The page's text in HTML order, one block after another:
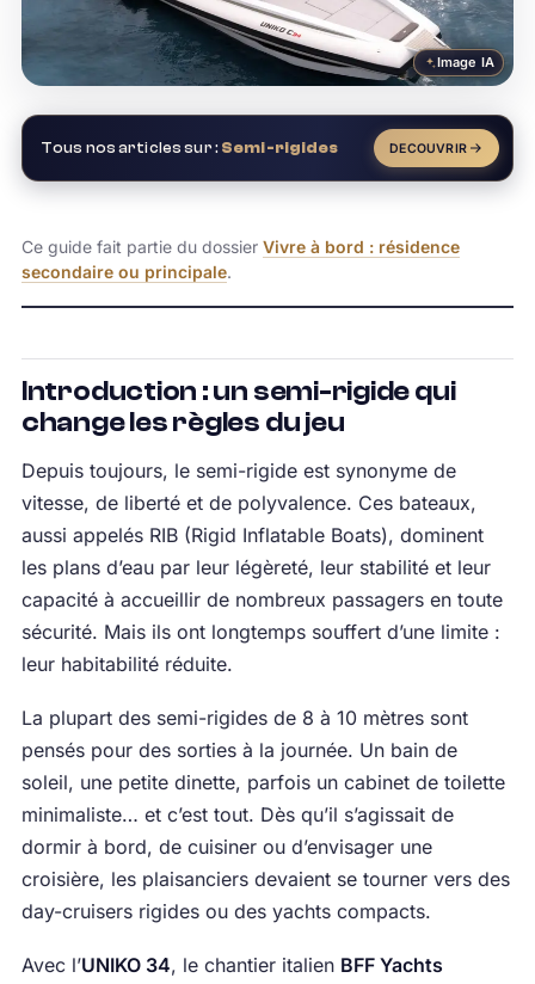
Image IA
Tous nos articles sur : Semi-rigides DECOUVRIR
Ce guide fait partie du dossier Vivre à bord : résidence
secondaire ou principale.
Introduction : un semi-rigide qui
change les règles du jeu
Depuis toujours, le semi-rigide est synonyme de
vitesse, de liberté et de polyvalence. Ces bateaux,
aussi appelés RIB (Rigid Inflatable Boats), dominent
les plans d’eau par leur légèreté, leur stabilité et leur
capacité à accueillir de nombreux passagers en toute
sécurité. Mais ils ont longtemps souffert d’une limite :
leur habitabilité réduite.
La plupart des semi-rigides de 8 à 10 mètres sont
pensés pour des sorties à la journée. Un bain de
soleil, une petite dinette, parfois un cabinet de toilette
minimaliste… et c’est tout. Dès qu’il s’agissait de
dormir à bord, de cuisiner ou d’envisager une
croisière, les plaisanciers devaient se tourner vers des
day-cruisers rigides ou des yachts compacts.
Avec l’UNIKO 34, le chantier italien BFF Yachts